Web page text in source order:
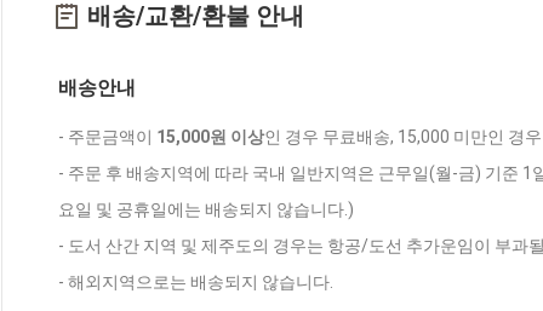
배송/교환/환불 안내
배송안내
- 주문금액이 15,000원 이상인 경우 무료배송, 15,000 미만인 경
- 주문 후 배송지역에 따라 국내 일반지역은 근무일(월-금) 기준
요일 및 공휴일에는 배송되지 않습니다.)
- 도서 산간 지역 및 제주도의 경우는 항공/도선 추가운임이 부과
- 해외지역으로는 배송되지 않습니다.